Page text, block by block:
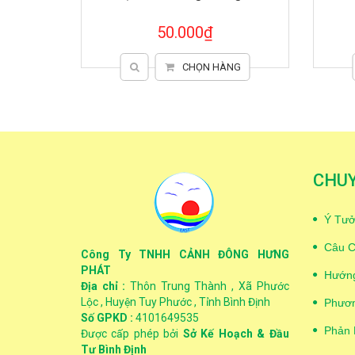
210.000₫
CHỌN HÀNG
Công Ty TNHH CẢNH ĐÔNG HƯNG
PHÁT
Địa chỉ : Thôn Trung Thành , Xã Phước
Lộc , Huyện Tuy Phước , Tỉnh Bình Định
Số GPKD : 4101649535
Được cấp phép bởi Sở Kế Hoạch & Đầu
Tư Bình Định
Ý
Câu
Phản